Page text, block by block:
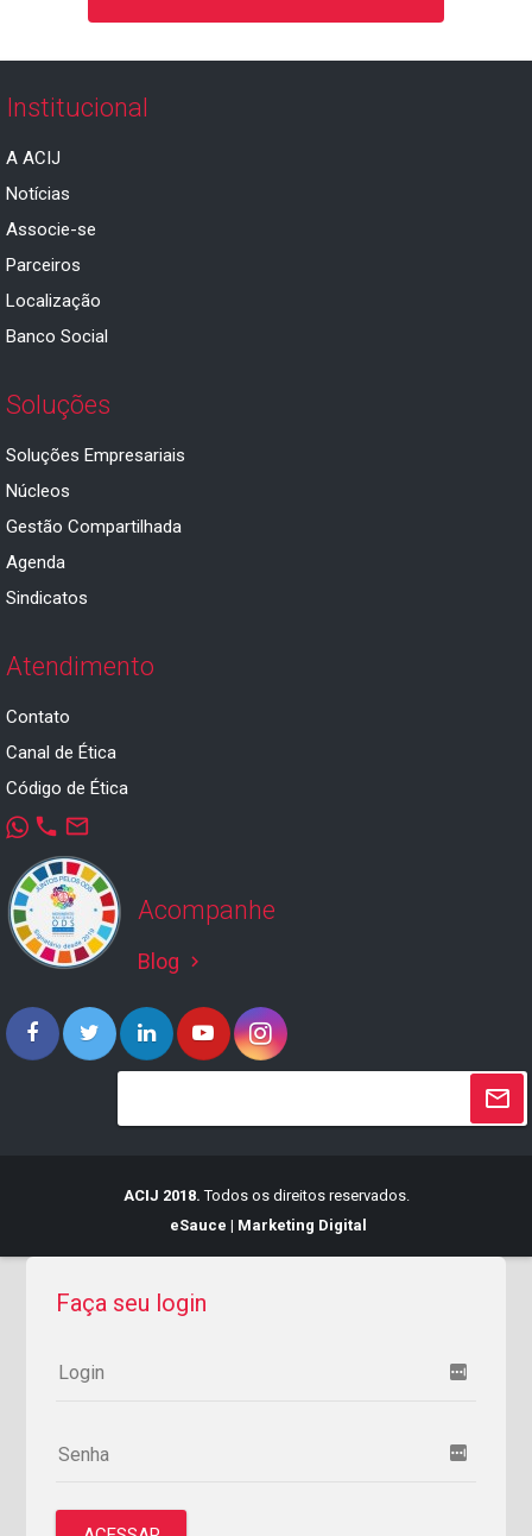
Institucional
A ACIJ
Notícias
Associe-se
Parceiros
Localização
Banco Social
Soluções
Soluções Empresariais
Núcleos
Gestão Compartilhada
Agenda
Sindicatos
Atendimento
Contato
Canal de Ética
Código de Ética
phone mail_outline
Acompanhe
Blog keyboard_arrow_right
ACIJ 2018. Todos os direitos reservados.
eSauce | Marketing Digital
Faça seu login